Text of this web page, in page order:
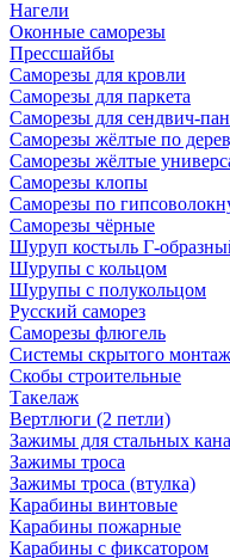
Нагели
Оконные саморезы
Прессшайбы
Саморезы для кровли
Саморезы для паркета
Саморезы для сендвич-
Саморезы жёлтые по
Саморезы жёлтые
Саморезы клопы
Саморезы по
Саморезы чёрные
Шуруп костыль Г-
Шурупы с кольцом
Шурупы с полукольцом
Русский саморез
Саморезы флюгель
Системы скрытого
Скобы строительные
Такелаж
Вертлюги (2 петли)
Зажимы для стальных
Зажимы троса
Зажимы троса (втулка)
Карабины винтовые
Карабины пожарные
Карабины с фиксатором